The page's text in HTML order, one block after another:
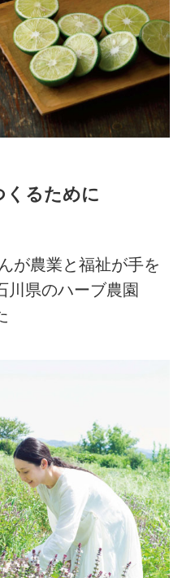
くるために
が農業と福祉が手を
川県のハーブ農園